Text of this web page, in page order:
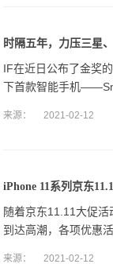
时隔五年，力压三星
IF在近日公布了金奖
下首款智能手机
来源： 2021-02-12
iPhone 11系列京东
随着京东11.11大促
到达高潮，各项优惠
来源： 2021-02-12